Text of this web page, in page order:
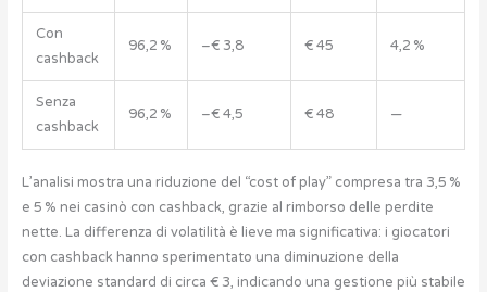
Con
cashback
96,2 % –€ 3,8 € 45 4,2 %
Senza
cashback
96,2 % –€ 4,5 € 48 —
L’analisi mostra una riduzione del “cost of play” compresa tra 3,5 %
e 5 % nei casinò con cashback, grazie al rimborso delle perdite
nette. La differenza di volatilità è lieve ma significativa: i giocatori
con cashback hanno sperimentato una diminuzione della
deviazione standard di circa € 3, indicando una gestione più stabile